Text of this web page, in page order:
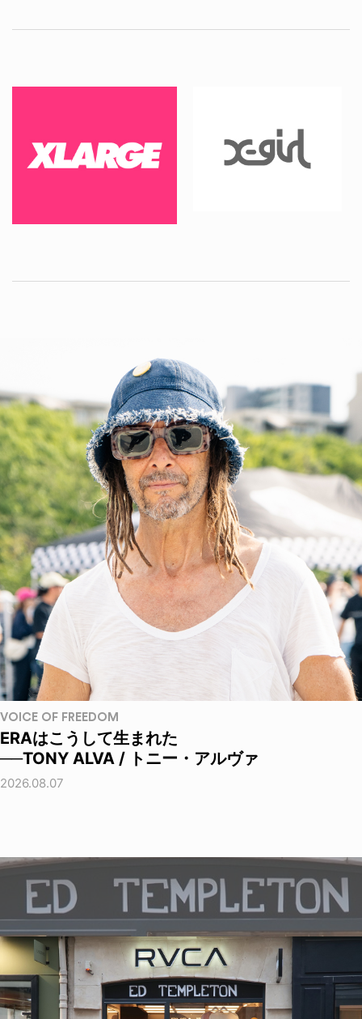
VOICE OF FREEDOM
ERAはこうして生まれた
──TONY ALVA / トニー・アルヴァ
2026.08.07